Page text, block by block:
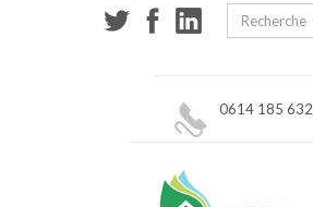
0614 185 632